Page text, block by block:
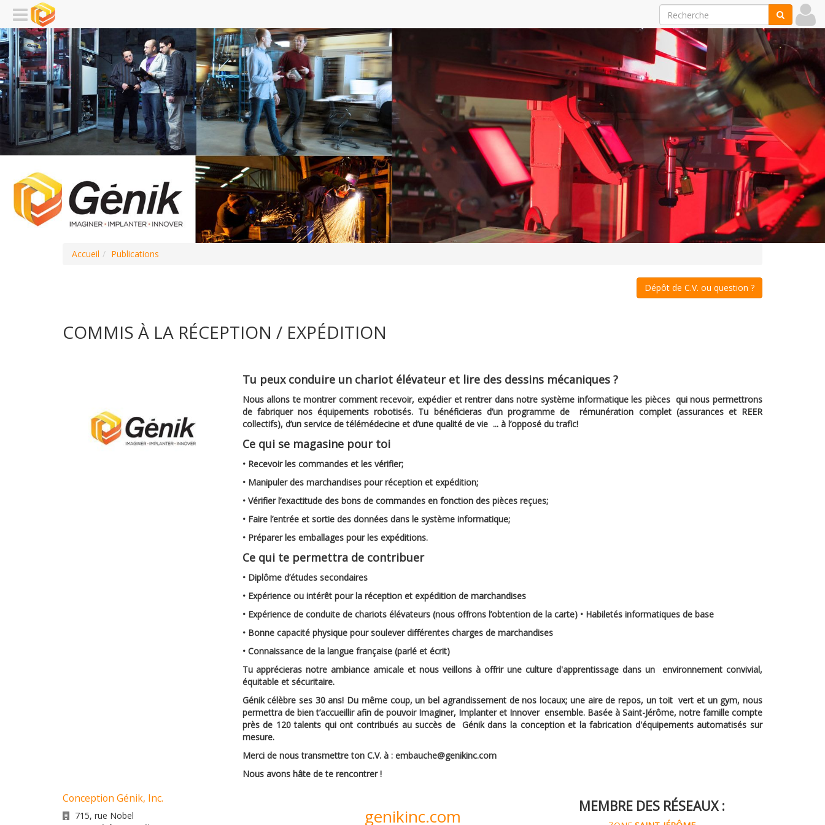
Accueil Publications
Dépôt de C.V. ou question ?
COMMIS À LA RÉCEPTION / EXPÉDITION
Tu peux conduire un chariot élévateur et lire des dessins mécaniques ?
Nous allons te montrer comment recevoir, expédier et rentrer dans notre système informatique les pièces qui nous permettrons
de fabriquer nos équipements robotisés. Tu bénéficieras d’un programme de rémunération complet (assurances et REER
collectifs), d’un service de télémédecine et d’une qualité de vie ... à l’opposé du trafic!
Ce qui se magasine pour toi
• Recevoir les commandes et les vérifier;
• Manipuler des marchandises pour réception et expédition;
• Vérifier l’exactitude des bons de commandes en fonction des pièces reçues;
• Faire l’entrée et sortie des données dans le système informatique;
• Préparer les emballages pour les expéditions.
Ce qui te permettra de contribuer
• Diplôme d’études secondaires
• Expérience ou intérêt pour la réception et expédition de marchandises
• Expérience de conduite de chariots élévateurs (nous offrons l’obtention de la carte) • Habiletés informatiques de base
• Bonne capacité physique pour soulever différentes charges de marchandises
• Connaissance de la langue française (parlé et écrit)
Tu apprécieras notre ambiance amicale et nous veillons à offrir une culture d'apprentissage dans un environnement convivial,
équitable et sécuritaire.
Génik célèbre ses 30 ans! Du même coup, un bel agrandissement de nos locaux; une aire de repos, un toit vert et un gym, nous
permettra de bien t’accueillir afin de pouvoir Imaginer, Implanter et Innover ensemble. Basée à Saint-Jérôme, notre famille compte
près de 120 talents qui ont contribués au succès de Génik dans la conception et la fabrication d'équipements automatisés sur
mesure.
Merci de nous transmettre ton C.V. à : embauche@genikinc.com
Nous avons hâte de te rencontrer !
Conception Génik, Inc.
715, rue Nobel
genikinc.com MEMBRE DES RÉSEAUX :